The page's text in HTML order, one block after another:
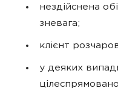
нездійснена
зневага;
клієнт
у деяких